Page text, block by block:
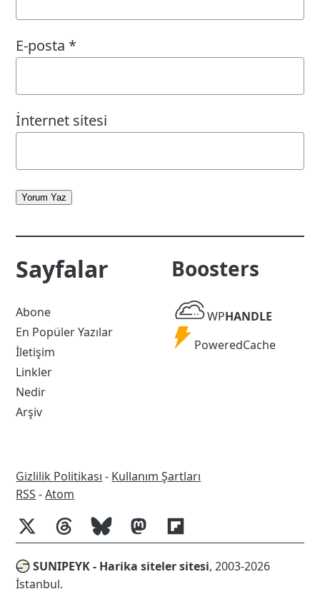
E-posta *
İnternet sitesi
Yorum Yaz
Sayfalar
Abone
En Popüler Yazılar
İletişim
Linkler
Nedir
Arşiv
Boosters
WP
Handle
WPHANDLE
Powered
PoweredCache
Gizlilik Politikası - Kullanım Şartları
RSS
RSS -Atom
SUNIPEYK - Harika siteler sitesi, 2003-2026
İstanbul.